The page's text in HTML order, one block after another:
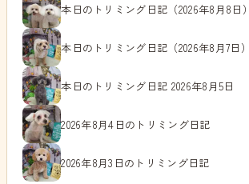
本日のトリミング日記（2026年8月8日）
本日のトリミング日記（2026年8月7日）
本日のトリミング日記 2026年8月5日
2026年8月4日のトリミング日記
2026年8月3日のトリミング日記